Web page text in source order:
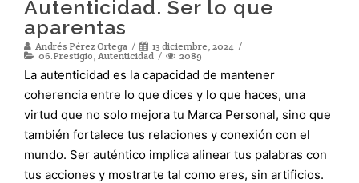
Autenticidad. Ser lo que
aparentas
Andrés Pérez Ortega
13 diciembre, 2024
06.Prestigio Autenticidad 2089
La autenticidad es la capacidad de mantener
coherencia entre lo que dices y lo que haces, una
virtud que no solo mejora tu Marca Personal, sino que
también fortalece tus relaciones y conexión con el
mundo. Ser auténtico implica alinear tus palabras con
tus acciones y mostrarte tal como eres, sin artificios.